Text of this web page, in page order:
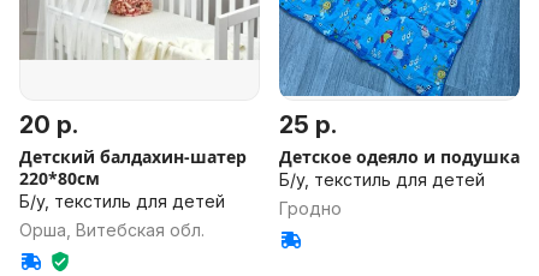
20 р.
Детский балдахин-шатер
220*80см
Б/у, текстиль для детей
Орша, Витебская обл.
25 р.
Детское одеяло и подушка
Б/у, текстиль для детей
Гродно